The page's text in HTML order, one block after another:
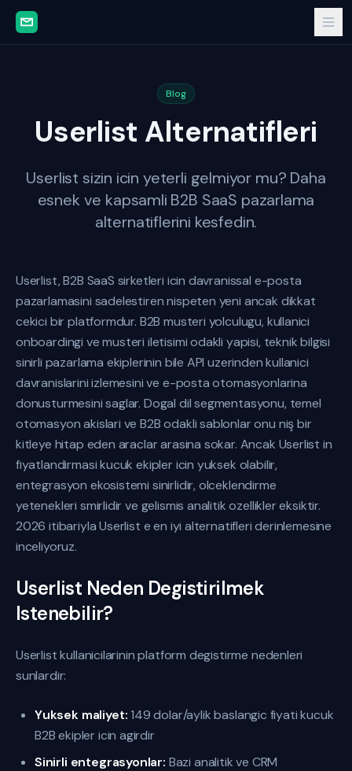
Blog
Userlist Alternatifleri
Userlist sizin icin yeterli gelmiyor mu? Daha
esnek ve kapsamli B2B SaaS pazarlama
alternatiflerini kesfedin.
Userlist, B2B SaaS sirketleri icin davranissal e-posta
pazarlamasini sadelestiren nispeten yeni ancak dikkat
cekici bir platformdur. B2B musteri yolculugu, kullanici
onboardingi ve musteri iletisimi odakli yapisi, teknik bilgisi
sinirli pazarlama ekiplerinin bile API uzerinden kullanici
davranislarini izlemesini ve e-posta otomasyonlarina
donusturmesini saglar. Dogal dil segmentasyonu, temel
otomasyon akislari ve B2B odakli sablonlar onu niş bir
kitleye hitap eden araclar arasina sokar. Ancak Userlist in
fiyatlandirmasi kucuk ekipler icin yuksek olabilir,
entegrasyon ekosistemi sinirlidir, olceklendirme
yetenekleri smirlidir ve gelismis analitik ozellikler eksiktir.
2026 itibariyla Userlist e en iyi alternatifleri derinlemesine
inceliyoruz.
Userlist Neden Degistirilmek
Istenebilir?
Userlist kullanicilarinin platform degistirme nedenleri
sunlardir:
Yuksek maliyet:149 dolar/aylik baslangic fiyati kucuk
B2B ekipler icin agirdir
Sinirli entegrasyonlar: Bazi analitik ve CRM